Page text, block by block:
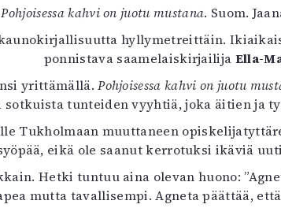
Sarjakuva
Pääkirjoitus
Paperilehdestä
Oulu2026
Näyttelyt
Musiikki
Levyt
Kuvataide
Kirjat
In English
5/2025 saame
Lehtiarkisto
Pohjoisessa kahvi on juotu mustana. Suom.
hyllymetreittäin.
ponnistava saamelaiskirjailija Ella-
yrittämällä.Pohjoisessa kahvi on juotu
sotkuista tunteiden vyyhtiä, joka äitien ja
Tukholmaan muuttaneen
eikä ole saanut kerrotuksi ikäviä
Hetki tuntuu aina olevan huono:
mutta tavallisempi. Agneta päättää,